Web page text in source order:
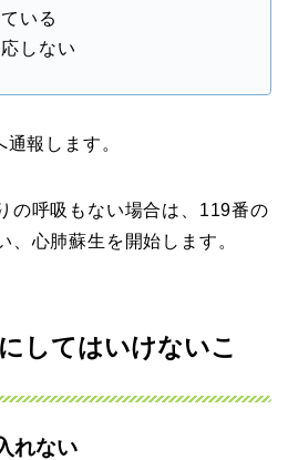
いる
しない
報します。
の呼吸もない場合は、119番の
、心肺蘇生を開始します。
してはいけないこ
れない